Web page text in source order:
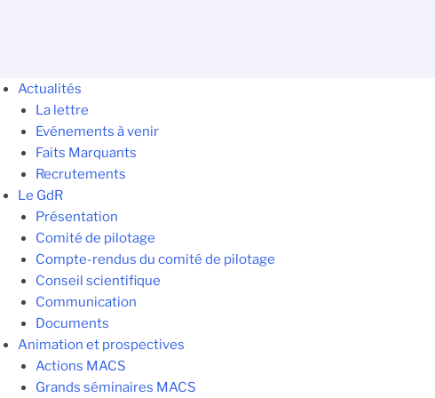
Actualités
La lettre
Evénements à venir
Faits Marquants
Recrutements
Le GdR
Présentation
Comité de pilotage
Compte-rendus du comité de pilotage
Conseil scientifique
Communication
Documents
Animation et prospectives
Actions MACS
Grands séminaires MACS